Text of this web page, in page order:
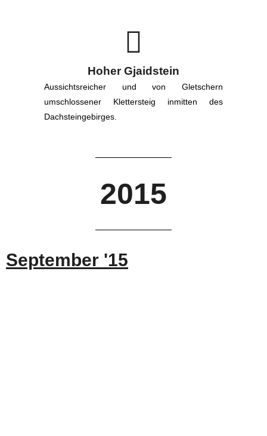
Hoher Gjaidstein
Aussichtsreicher und von Gletschern
umschlossener Klettersteig inmitten des
Dachsteingebirges.
2015
September '15